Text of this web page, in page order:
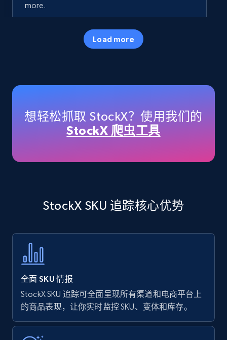
more.
5.7K+
Title, Seller name, Brand, Description, Initial
price, Currency, Availability, Reviews count, and
35.2K+ 5.7K+ 立即开始
Amazon products - find products by using
price, Currency, Availability, Reviews count, and
more.
5.7K+ 立即开始
Amazon Reviews
Load more
想轻松抓取 StockX？使用我们的
StockX 爬虫工具
StockX SKU 追踪核心优势
全面 SKU 情报
StockX SKU 追踪可全面呈现所有渠道和电商平台上
的商品表现，让你实时监控 SKU、变体和库存。